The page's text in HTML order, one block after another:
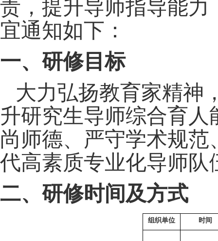
责，提升导师指导能力
宜通知如下：
一、研修目标
大力弘扬教育家精神
升研究生导师综合育
尚师德、严守学术规
代高素质专业化导师队
二、研修时间及方式
组织单位 时间